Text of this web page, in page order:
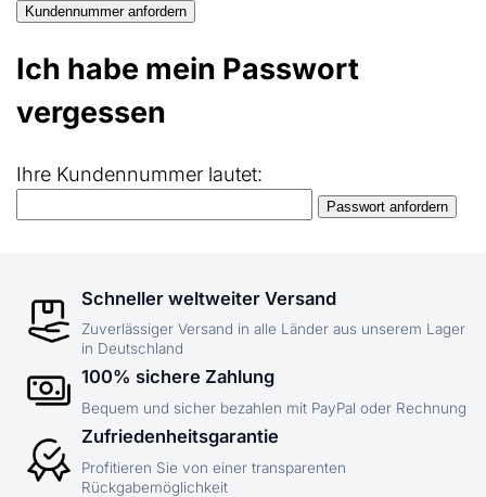
Ich habe mein Passwort
vergessen
Ihre Kundennummer lautet:
Schneller weltweiter Versand
Zuverlässiger Versand in alle Länder aus unserem Lager
in Deutschland
100% sichere Zahlung
Bequem und sicher bezahlen mit PayPal oder Rechnung
Zufriedenheitsgarantie
Profitieren Sie von einer transparenten
Rückgabemöglichkeit